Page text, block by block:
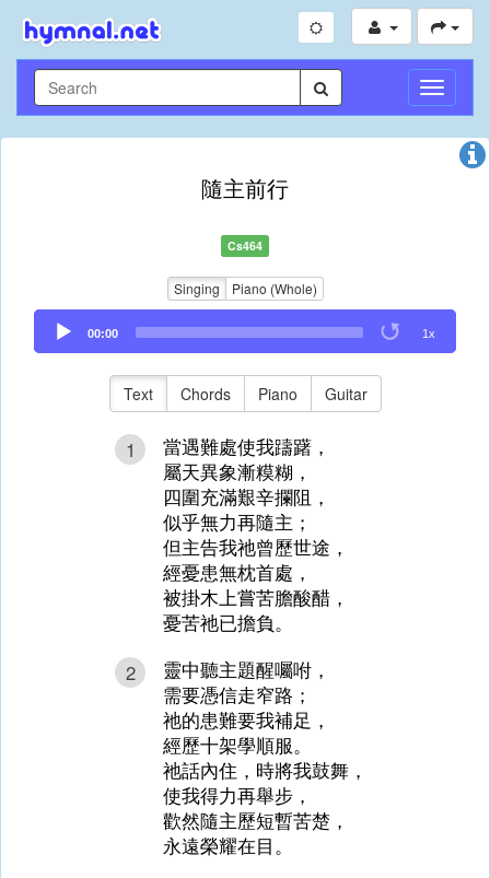
Toggle
隨主前行
Cs464
Singing Piano (Whole)
Audio
Player
00:00 1x
Text Chords Piano Guitar
1
當遇難處使我躊躇，
屬天異象漸糢糊，
四圍充滿艱辛攔阻，
似乎無力再隨主；
但主告我祂曾歷世途，
經憂患無枕首處，
被掛木上嘗苦膽酸醋，
憂苦祂已擔負。
2
靈中聽主題醒囑咐，
需要憑信走窄路；
祂的患難要我補足，
經歷十架學順服。
祂話內住，時將我鼓舞，
使我得力再舉步，
歡然隨主歷短暫苦楚，
永遠榮耀在目。